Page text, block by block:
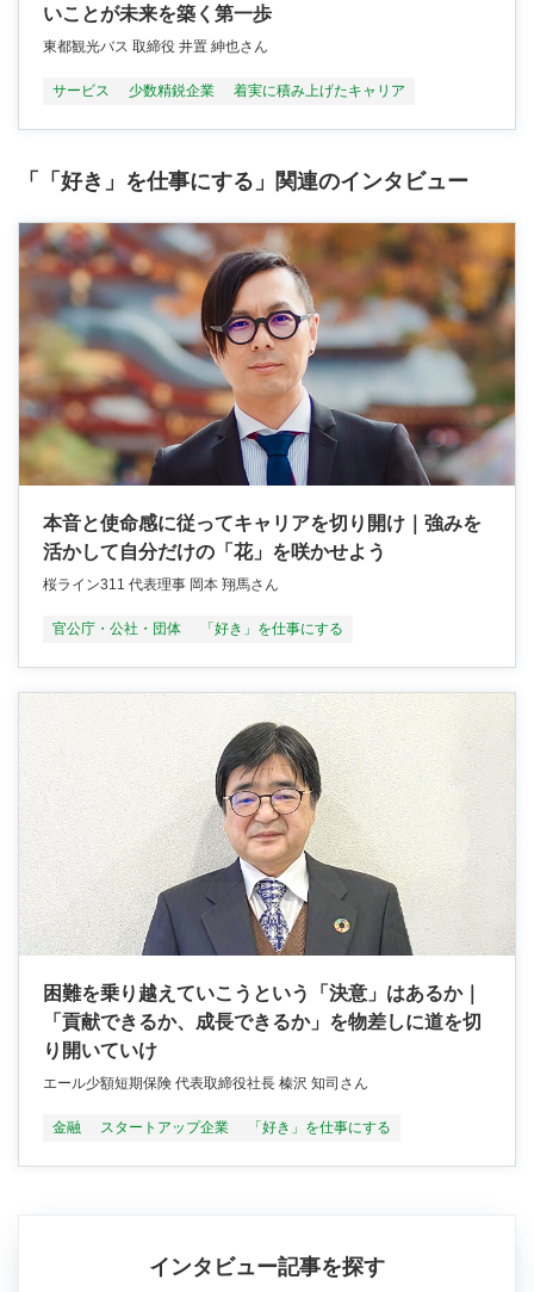
いことが未来を築く第一歩
東都観光バス 取締役 井置 紳也さん
サービス 少数精鋭企業 着実に積み上げたキャリア
「「好き」を仕事にする」関連のインタビュー
本音と使命感に従ってキャリアを切り開け｜強みを
活かして自分だけの「花」を咲かせよう
桜ライン311 代表理事 岡本 翔馬さん
官公庁・公社・団体 「好き」を仕事にする
困難を乗り越えていこうという「決意」はあるか｜
「貢献できるか、成長できるか」を物差しに道を切
り開いていけ
エール少額短期保険 代表取締役社長 榛沢 知司さん
金融 スタートアップ企業 「好き」を仕事にする
インタビュー記事を探す